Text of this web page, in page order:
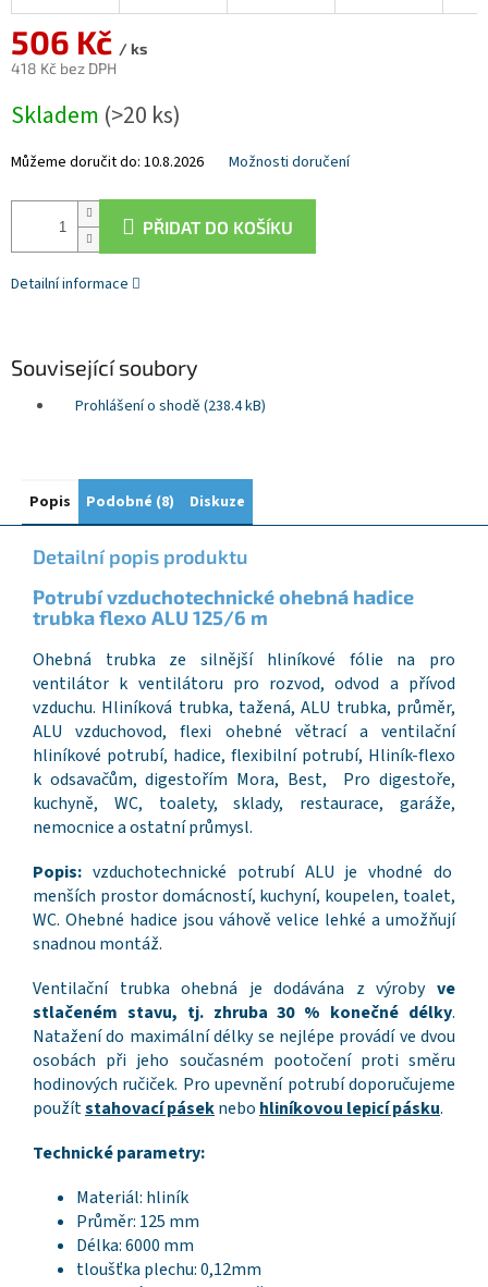
506 Kč / ks
418 Kč bez DPH
cena:
Skladem (>20 ks)
Můžeme doručit do: 10.8.2026 Možnosti doručení
PŘIDAT DO KOŠÍKU
Detailní informace
Související soubory
Prohlášení o shodě (238.4 kB)
Popis Podobné (8) Diskuze
Detailní popis produktu
Potrubí vzduchotechnické ohebná hadice
trubka flexo ALU 125/6 m
Ohebná trubka ze silnější hliníkové fólie na pro
ventilátor k ventilátoru pro rozvod, odvod a přívod
vzduchu. Hliníková trubka, tažená, ALU trubka, průměr,
ALU vzduchovod, flexi ohebné větrací a ventilační
hliníkové potrubí, hadice, flexibilní potrubí, Hliník-flexo
k odsavačům, digestořím Mora, Best, Pro digestoře,
kuchyně, WC, toalety, sklady, restaurace, garáže,
nemocnice a ostatní průmysl.
Popis: vzduchotechnické potrubí ALU je vhodné do
menších prostor domácností, kuchyní, koupelen, toalet,
WC. Ohebné hadice jsou váhově velice lehké a umožňují
snadnou montáž.
Ventilační trubka ohebná je dodávána z výrobyve
stlačeném stavu, tj. zhruba 30 % konečné délky.
Natažení do maximální délky se nejlépe provádí ve dvou
osobách při jeho současném pootočení proti směru
hodinových ručiček. Pro upevnění potrubí doporučujeme
použítstahovací páseknebo hliníkovou lepicí pásku.
Technické parametry:
Materiál: hliník
Průměr: 125 mm
Délka: 6000 mm
tloušťka plechu: 0,12mm